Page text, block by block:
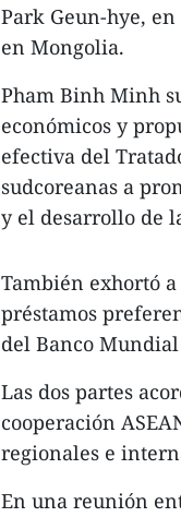
Park Geun-hye,
en Mongolia.
Pham Binh Minh
económicos y
efectiva del
sudcoreanas a
y el desarrollo de
También exhortó
préstamos
del Banco Mundial
Las dos partes
cooperación
regionales e
En una reunión